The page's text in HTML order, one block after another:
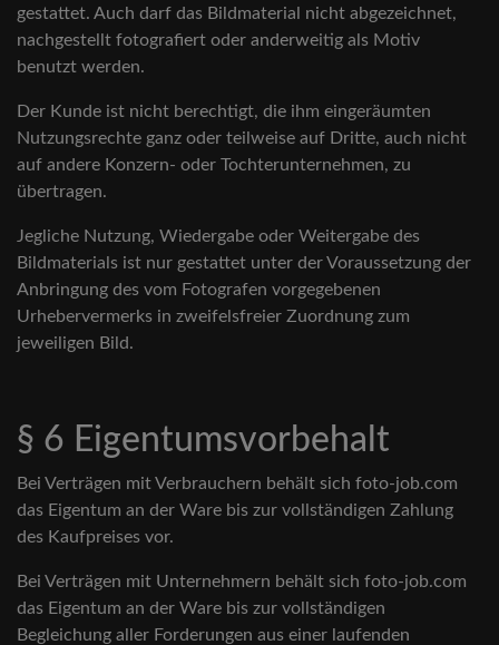
gestattet. Auch darf das Bildmaterial nicht abgezeichnet,
nachgestellt fotografiert oder anderweitig als Motiv
benutzt werden.
Der Kunde ist nicht berechtigt, die ihm eingeräumten
Nutzungsrechte ganz oder teilweise auf Dritte, auch nicht
auf andere Konzern- oder Tochterunternehmen, zu
übertragen.
Jegliche Nutzung, Wiedergabe oder Weitergabe des
Bildmaterials ist nur gestattet unter der Voraussetzung der
Anbringung des vom Fotografen vorgegebenen
Urhebervermerks in zweifelsfreier Zuordnung zum
jeweiligen Bild.
§ 6 Eigentumsvorbehalt
Bei Verträgen mit Verbrauchern behält sich foto-job.com
das Eigentum an der Ware bis zur vollständigen Zahlung
des Kaufpreises vor.
Bei Verträgen mit Unternehmern behält sich foto-job.com
das Eigentum an der Ware bis zur vollständigen
Begleichung aller Forderungen aus einer laufenden